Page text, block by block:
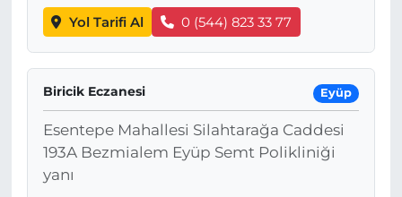
Yol Tarifi Al 0 (544) 823 33 77
Biricik Eczanesi Eyüp
Esentepe Mahallesi Silahtarağa Caddesi
193A Bezmialem Eyüp Semt Polikliniği
yanı